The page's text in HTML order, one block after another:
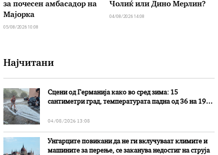
за почесен амбасадор на
Мајорка
05/08/2026 10:08
Чолиќ или Дино Мерлин?
04/08/2026 14:08
Најчитани
Сцени од Германија како во сред зима: 15
сантиметри град, температурата падна од 36 на 19
04/08/2026 13:08
Унгарците повикани да не ги вклучуваат климите и
машините за перење, се заканува недостиг на струја